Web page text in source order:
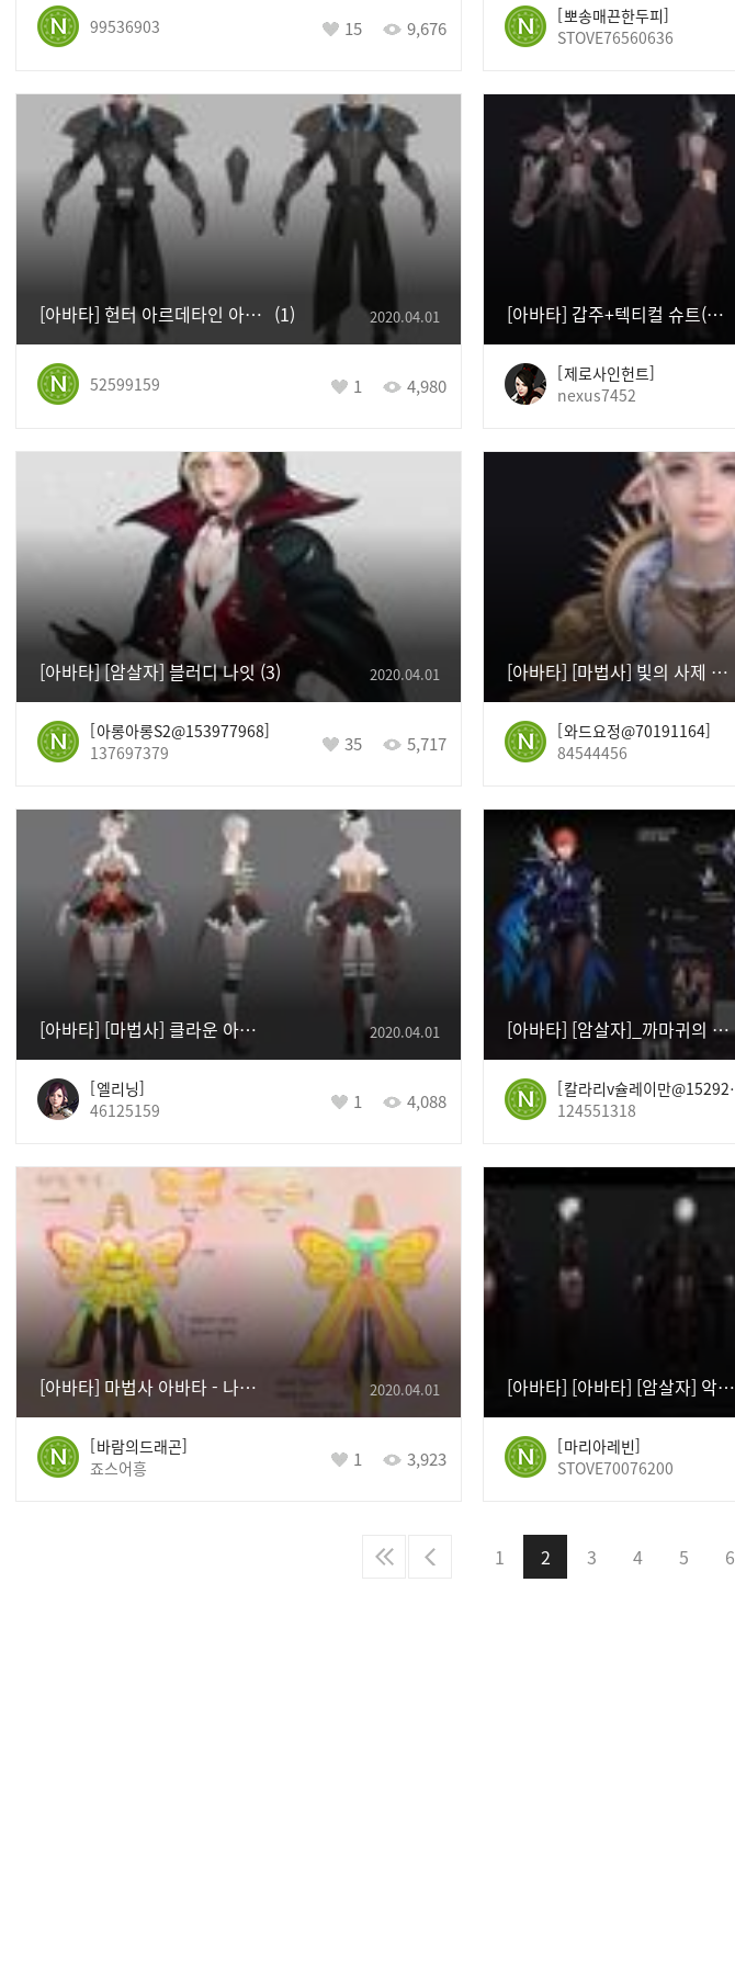
99536903 15 9,676
뽀송매끈한두피
STOVE76560636
[아바타] 헌터 아르데타인 아바타 1
52599159 1 4,980
2020.04.01 [아바타] 갑주+텍티컬 슈트(격투가)
제로사인헌트
nexus7452
[아바타] [암살자] 블러디 나잇 3
아롱아롱S2@153977968
137697379
35 5,717
2020.04.01 [아바타] [마법사] 빛의 사제 아바타
와드요정@70191164
84544456
[아바타] [마법사] 클라운 아바타
엘리닝
46125159
1 4,088
2020.04.01 [아바타] [암살자]_까마귀의 푸른 깃털_Crow's Blue Feather
칼라리v슐레이만@152922274
124551318
[아바타] 마법사 아바타 - 나비요정
바람의드래곤
죠스어흥
1 3,923
2020.04.01 [아바타] [아바타] [암살자] 악마 추종자
마리아레빈
STOVE70076200
1 2 3 4 5 6